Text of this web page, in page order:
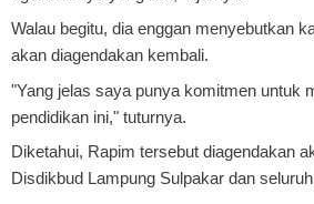
Walau begitu, dia enggan menyebutkan
akan diagendakan kembali.
"Yang jelas saya punya komitmen untuk
pendidikan ini," tuturnya.
Diketahui, Rapim tersebut diagendakan
Disdikbud Lampung Sulpakar dan